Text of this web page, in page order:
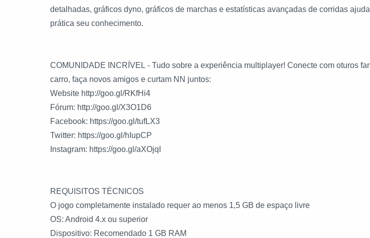
detalhadas, gráficos dyno, gráficos de marchas e estatísticas avançadas de corridas
prática seu conhecimento.
COMUNIDADE INCRÍVEL - Tudo sobre a experiência multiplayer! Conecte com oturos
carro, faça novos amigos e curtam NN juntos:
Website http://goo.gl/RKfHi4
Fórum: http://goo.gl/X3O1D6
Facebook: https://goo.gl/tufLX3
Twitter: https://goo.gl/hIupCP
Instagram: https://goo.gl/aXOjqI
REQUISITOS TÉCNICOS
O jogo completamente instalado requer ao menos 1,5 GB de espaço livre
OS: Android 4.x ou superior
Dispositivo: Recomendado 1 GB RAM